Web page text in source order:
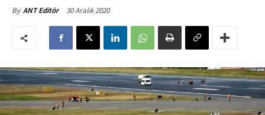
By ANT Editör 30 Aralık 2020